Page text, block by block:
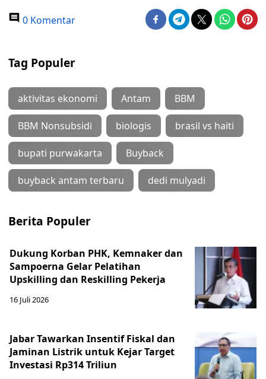
0 Komentar
Tag Populer
aktivitas ekonomi Antam BBM
BBM Nonsubsidi biologis brasil vs haiti
bupati purwakarta Buyback
buyback antam terbaru dedi mulyadi
Berita Populer
Dukung Korban PHK, Kemnaker dan
Sampoerna Gelar Pelatihan
Upskilling dan Reskilling Pekerja
16 Juli 2026
Jabar Tawarkan Insentif Fiskal dan
Jaminan Listrik untuk Kejar Target
Investasi Rp314 Triliun